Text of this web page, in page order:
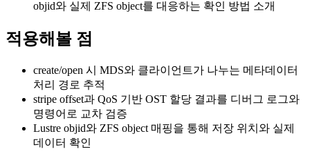
objid와 실제 ZFS object를 대응하는 확인 방법 소개
적용해볼 점
create/open 시 MDS와 클라이언트가 나누는 메타데이터
처리 경로 추적
stripe offset과 QoS 기반 OST 할당 결과를 디버그 로그와
명령어로 교차 검증
Lustre objid와 ZFS object 매핑을 통해 저장 위치와 실제
데이터 확인